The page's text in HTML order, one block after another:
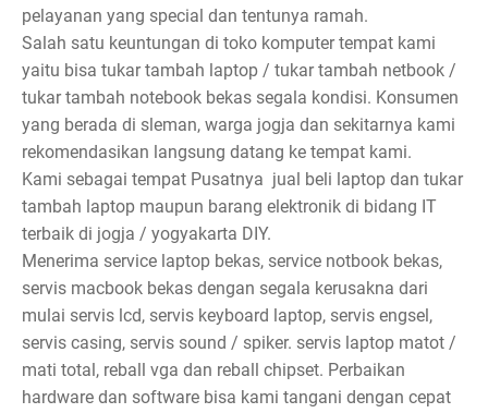
pelayanan yang special dan tentunya ramah.
Salah satu keuntungan di toko komputer tempat kami
yaitu bisa tukar tambah laptop / tukar tambah netbook /
tukar tambah notebook bekas segala kondisi. Konsumen
yang berada di sleman, warga jogja dan sekitarnya kami
rekomendasikan langsung datang ke tempat kami.
Kami sebagai tempat Pusatnya jual beli laptop dan tukar
tambah laptop maupun barang elektronik di bidang IT
terbaik di jogja / yogyakarta DIY.
Menerima service laptop bekas, service notbook bekas,
servis macbook bekas dengan segala kerusakna dari
mulai servis lcd, servis keyboard laptop, servis engsel,
servis casing, servis sound / spiker. servis laptop matot /
mati total, reball vga dan reball chipset. Perbaikan
hardware dan software bisa kami tangani dengan cepat